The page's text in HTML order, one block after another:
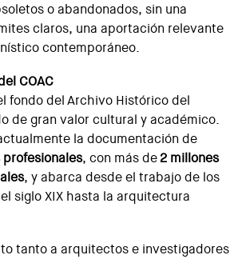
o abandonados, sin una
claros, una aportación relevante
contemporáneo.
COAC
fondo del Archivo Histórico del
de gran valor cultural y académico.
la documentación de
, con más de2 millones
, y abarca desde el trabajo de los
siglo XIX hasta la arquitectura
tanto a arquitectos e investigadores